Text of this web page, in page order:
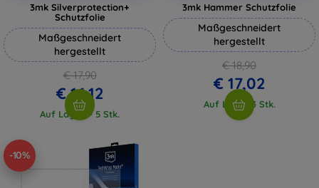
3mk Silverprotection+
Schutzfolie
Maßgeschneidert
hergestellt
€ 17,90
€ 16,12
Auf Lager > 5 Stk.
3mk Hammer Schutzfolie
Maßgeschneidert
hergestellt
€ 18,90
€ 17,02
Auf Lager 3 Stk.
-10%